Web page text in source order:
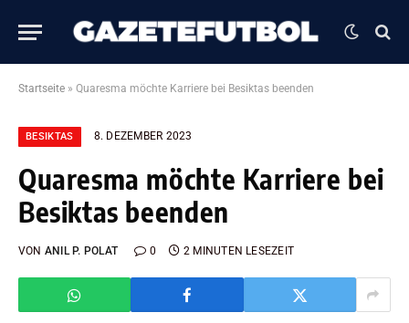
Startseite » Quaresma möchte Karriere bei Besiktas beenden
BESIKTAS 8. DEZEMBER 2023
Quaresma möchte Karriere bei
Besiktas beenden
VON ANIL P. POLAT 0 2 MINUTEN LESEZEIT